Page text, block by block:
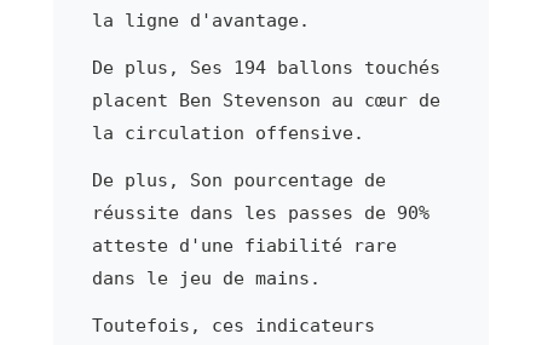
la ligne d'avantage.
De plus, Ses 194 ballons touchés
placent Ben Stevenson au cœur de
la circulation offensive.
De plus, Son pourcentage de
réussite dans les passes de 90%
atteste d'une fiabilité rare
dans le jeu de mains.
Toutefois, ces indicateurs